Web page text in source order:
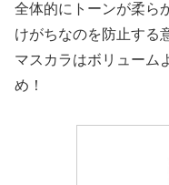
全体的にトーンが柔ら
けがちなのを防止する
マスカラはボリューム
め！